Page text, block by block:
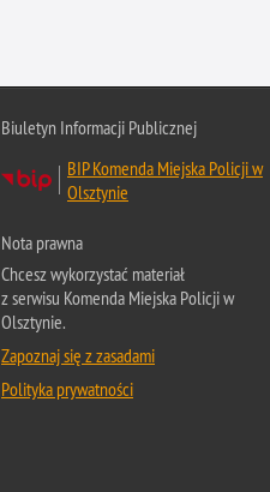
Biuletyn Informacji Publicznej
BIP Komenda Miejska Policji w
Olsztynie
Nota prawna
Chcesz wykorzystać materiał
z serwisu Komenda Miejska Policji w
Olsztynie.
Zapoznaj się z zasadami
Polityka prywatności